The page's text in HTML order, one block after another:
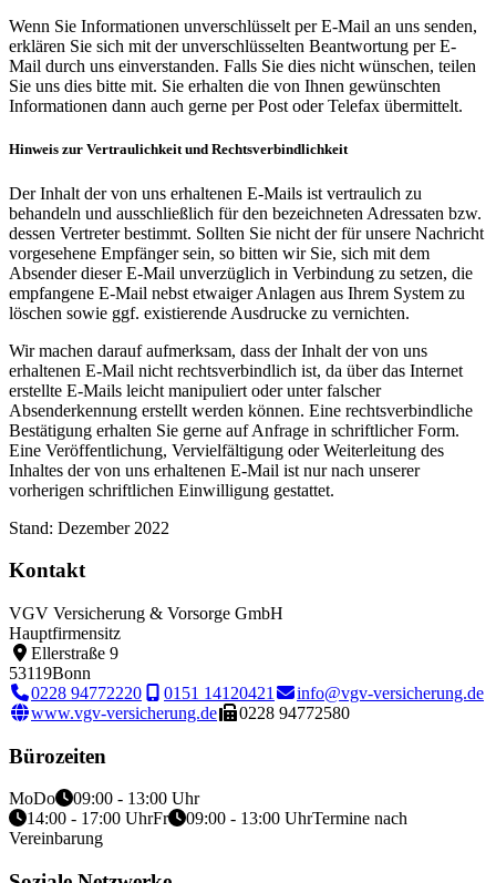
Wenn Sie Informationen unver­schlüsselt per E-Mail an uns senden,
erklären Sie sich mit der unver­schlüsselten Beant­wortung per E-
Mail durch uns einver­standen. Falls Sie dies nicht wünschen, teilen
Sie uns dies bitte mit. Sie erhalten die von Ihnen gewünschten
Informa­tionen dann auch gerne per Post oder Telefax über­mittelt.
Hinweis zur Vertraulichkeit und Rechtsverbindlichkeit
Der Inhalt der von uns erhaltenen E-Mails ist vertraulich zu
behandeln und ausschließlich für den bezeichneten Adressaten bzw.
dessen Vertreter bestimmt. Sollten Sie nicht der für unsere Nachricht
vorgesehene Empfänger sein, so bitten wir Sie, sich mit dem
Absender dieser E-Mail unverzüglich in Verbindung zu setzen, die
empfangene E-Mail nebst etwaiger Anlagen aus Ihrem System zu
löschen sowie ggf. existierende Ausdrucke zu vernichten.
Wir machen darauf aufmerksam, dass der Inhalt der von uns
erhaltenen E-Mail nicht rechtsverbindlich ist, da über das Internet
erstellte E-Mails leicht manipuliert oder unter falscher
Absenderkennung erstellt werden können. Eine rechtsverbindliche
Bestätigung erhalten Sie gerne auf Anfrage in schriftlicher Form.
Eine Veröffentlichung, Vervielfältigung oder Weiterleitung des
Inhaltes der von uns erhaltenen E-Mail ist nur nach unserer
vorherigen schriftlichen Einwilligung gestattet.
Stand: Dezember 2022
Kontakt
VGV Versicherung & Vorsorge GmbH
Hauptfirmensitz
Ellerstraße 9
53119Bonn
0228 94772220
0151 14120421
info@vgv-versicherung.de
www.vgv-versicherung.de
0228 94772580
Bürozeiten
MoDo
09:00 - 13:00 Uhr
14:00 - 17:00 UhrFr 09:00 - 13:00 UhrTermine nach
Vereinbarung